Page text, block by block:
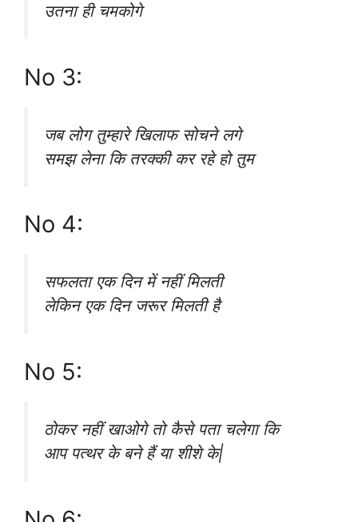
उतना ही चमकोगे
No 3:
जब लोग तुम्हारे खिलाफ सोचने लगे
समझ लेना कि तरक्की कर रहे हो तुम
No 4:
सफलता एक दिन में नहीं मिलती
लेकिन एक दिन जरूर मिलती है
No 5:
ठोकर नहीं खाओगे तो कैसे पता चलेगा कि
आप पत्थर के बने हैं या शीशे के|